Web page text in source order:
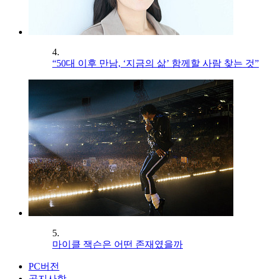
4.
“50대 이후 만남, ‘지금의 삶’ 함께할 사람 찾는 것”
5.
마이클 잭슨은 어떤 존재였을까
PC버전